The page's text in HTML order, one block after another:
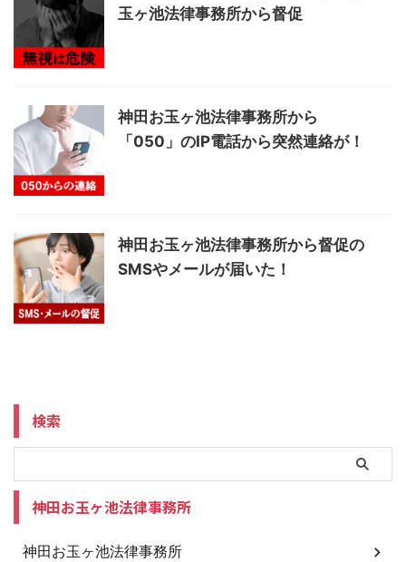
玉ヶ池法律事務所から督促
神田お玉ヶ池法律事務所から
「050」のIP電話から突然連絡が！
神田お玉ヶ池法律事務所から督促の
SMSやメールが届いた！
検索
神田お玉ヶ池法律事務所
神田お玉ヶ池法律事務所